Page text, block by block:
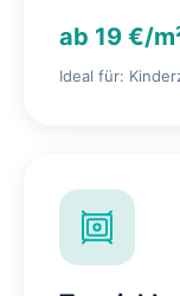
ab 19 €/
Ideal für: